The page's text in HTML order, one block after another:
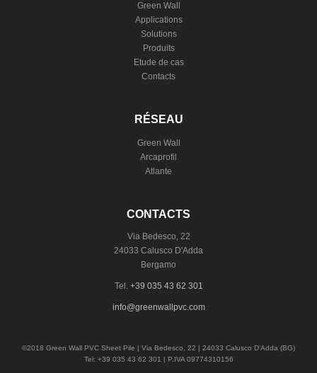
Green Wall
Applications
Solutions
Produits
Etude de cas
Contacts
RÉSEAU
Green Wall
Arcaprofil
Atlante
CONTACTS
Via Bedesco, 22
24033 Calusco D'Adda
Bergamo
Tel. +39 035 43 62 301
info@greenwallpvc.com
©2018 Green Wall PVC Sheet Pile | Via Bedesco, 22 | 24033 Calusco D'Adda (BG)
Tel: +39 035 43 62 301 | P.IVA 09774310156